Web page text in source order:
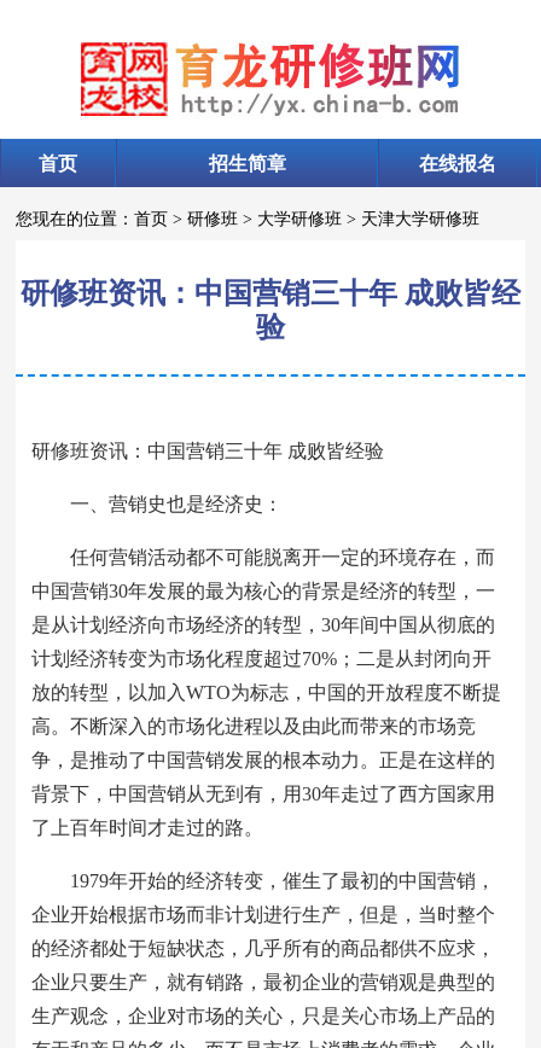
首页 招生简章 在线报名
您现在的位置：首页 >研修班 > 大学研修班 > 天津大学研修班
研修班资讯：中国营销三十年 成败皆经
验
研修班资讯：中国营销三十年 成败皆经验
一、营销史也是经济史：
任何营销活动都不可能脱离开一定的环境存在，而
中国营销30年发展的最为核心的背景是经济的转型，一
是从计划经济向市场经济的转型，30年间中国从彻底的
计划经济转变为市场化程度超过70%；二是从封闭向开
放的转型，以加入WTO为标志，中国的开放程度不断提
高。不断深入的市场化进程以及由此而带来的市场竞
争，是推动了中国营销发展的根本动力。正是在这样的
背景下，中国营销从无到有，用30年走过了西方国家用
了上百年时间才走过的路。
1979年开始的经济转变，催生了最初的中国营销，
企业开始根据市场而非计划进行生产，但是，当时整个
的经济都处于短缺状态，几乎所有的商品都供不应求，
企业只要生产，就有销路，最初企业的营销观是典型的
生产观念，企业对市场的关心，只是关心市场上产品的